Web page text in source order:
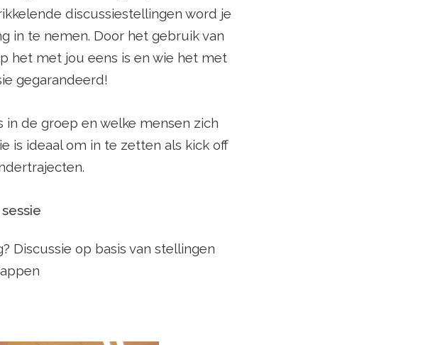
discussiestellingen word je
in te nemen. Door het gebruik van
het met jou eens is en wie het met
gegarandeerd!
in de groep en welke mensen zich
is ideaal om in te zetten als kick off
Discussie op basis van stellingen